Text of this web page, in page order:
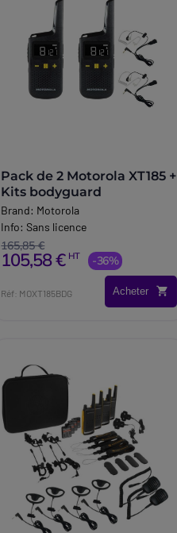
Pack de 2 Motorola XT185 +
Kits bodyguard
Brand: Motorola
Info:Sans licence
165,85 €
105,58 € HT -36%
Réf: MOXT185BDG Acheter